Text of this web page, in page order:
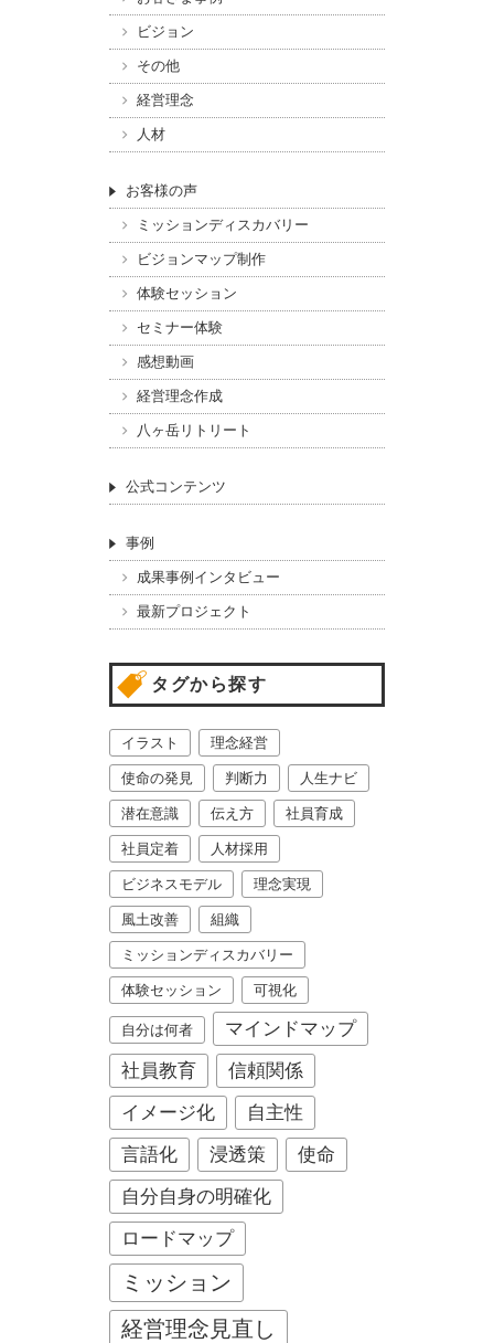
ビジョン
その他
経営理念
人材
お客様の声
ミッションディスカバリー
ビジョンマップ制作
体験セッション
セミナー体験
感想動画
経営理念作成
八ヶ岳リトリート
公式コンテンツ
事例
成果事例インタビュー
最新プロジェクト
タグから探す
イラスト 理念経営
使命の発見 判断力 人生ナビ
潜在意識 伝え方 社員育成
社員定着 人材採用
ビジネスモデル 理念実現
風土改善 組織
ミッションディスカバリー
体験セッション 可視化
自分は何者
マインドマップ
社員教育
信頼関係
イメージ化
自主性
言語化
浸透策
使命
自分自身の明確化
ロードマップ
ミッション
経営理念見直し